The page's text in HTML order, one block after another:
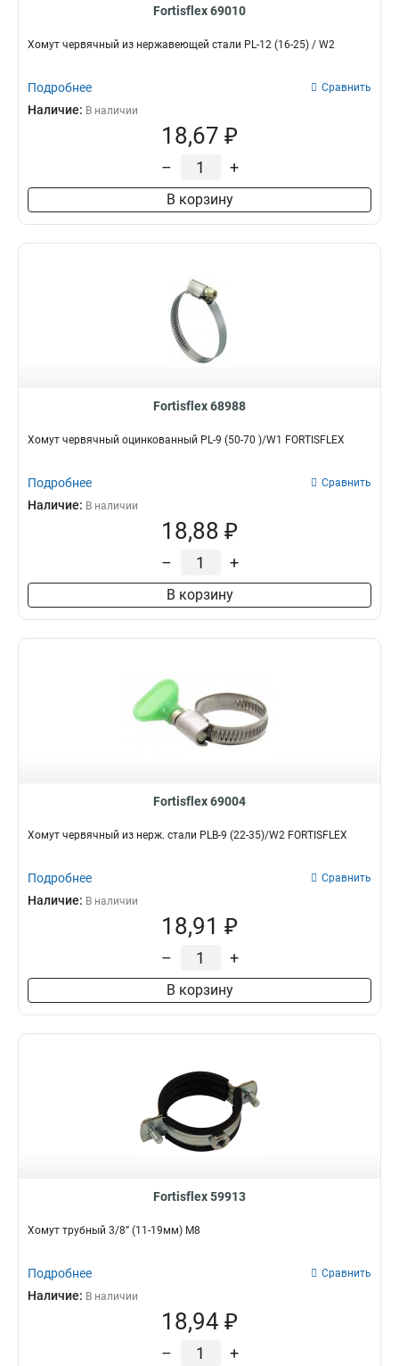
Fortisflex 69010
Хомут червячный из нержавеющей стали PL-12 (16-25) / W2
Подробнее Сравнить
Наличие: В наличии
18,67 ₽
– +
В корзину
Fortisflex 68988
Хомут червячный оцинкованный PL-9 (50-70 )/W1 FORTISFLEX
Подробнее Сравнить
Наличие: В наличии
18,88 ₽
– +
В корзину
Fortisflex 69004
Хомут червячный из нерж. стали PLB-9 (22-35)/W2 FORTISFLEX
Подробнее Сравнить
Наличие: В наличии
18,91 ₽
– +
В корзину
Fortisflex 59913
Хомут трубный 3/8” (11-19мм) М8
Подробнее Сравнить
Наличие: В наличии
18,94 ₽
– +